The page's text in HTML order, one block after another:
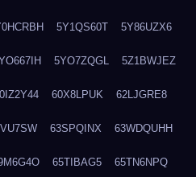
5Y1QS60T 5Y86UZX6
5YO7ZQGL 5Z1BWJEZ
60X8LPUK 62LJGRE8
63SPQINX 63WDQUHH
65TIBAG5 65TN6NPQ